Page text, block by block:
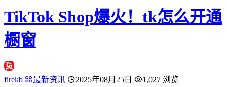
TikTok Shop爆火！tk怎么开通
橱窗
firekb 最新资讯 2025年08月25日
1,027 浏览